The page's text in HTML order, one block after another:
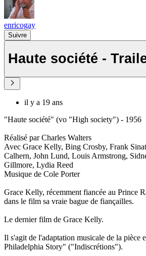
enricogay
Suivre
Haute société -
il y a 19 ans
"Haute société" (vo "High society") - 1956
Réalisé par Charles Walters
Avec Grace Kelly, Bing Crosby, Frank
Calhern, John Lund, Louis Armstrong,
Gillmore, Lydia Reed
Musique de Cole Porter
Grace Kelly, récemment fiancée au Prince
dans le film sa vraie bague de fiançailles.
Le dernier film de Grace Kelly.
Il s'agit de l'adaptation musicale de la pièce
Philadelphia Story" ("Indiscrétions").